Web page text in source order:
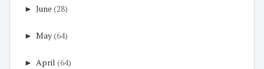
► June (28)
► May(64)
► April (64)